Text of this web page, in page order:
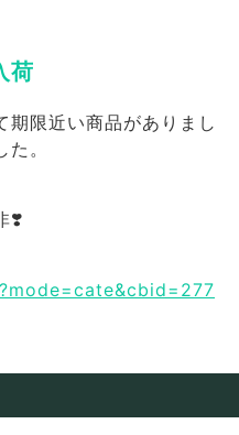
荷
期限近い商品がありまし
。
❣️